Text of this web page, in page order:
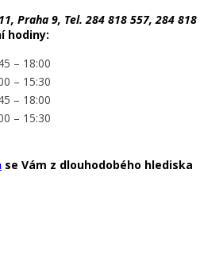
Praha 9, Tel. 284 818 557, 284 818
hodiny:
– 18:00
– 15:30
– 18:00
– 15:30
se Vám z dlouhodobého hlediska